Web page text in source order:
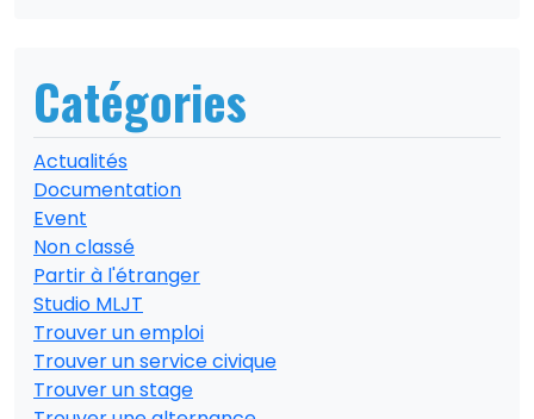
Catégories
Actualités
Documentation
Event
Non classé
Partir à l'étranger
Studio MLJT
Trouver un emploi
Trouver un service civique
Trouver un stage